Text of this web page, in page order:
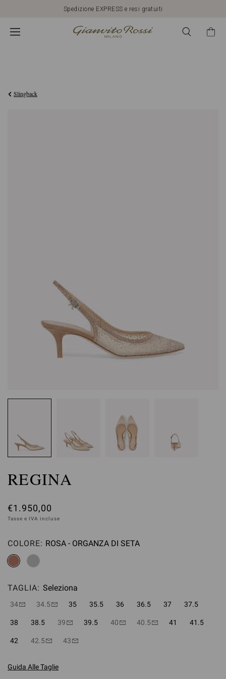
Spedizione EXPRESS e resi gratuiti
Slingback
REGINA
€1.950,00
Tasse e IVA incluse
COLORE: Seleziona
ROSA - ORGANZA DI SETA
TAGLIA: Seleziona
34 34.5 35 35.5 36 36.5 37 37.5
38 38.5 39 39.5 40 40.5 41 41.5
42 42.5 43
Guida Alle Taglie